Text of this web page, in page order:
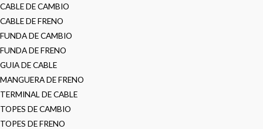
CABLE DE CAMBIO
CABLE DE FRENO
FUNDA DE CAMBIO
FUNDA DE FRENO
GUIA DE CABLE
MANGUERA DE FRENO
TERMINAL DE CABLE
TOPES DE CAMBIO
TOPES DE FRENO